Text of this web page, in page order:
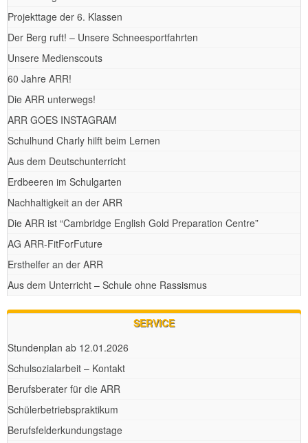
Projekttage der 6. Klassen
Der Berg ruft! – Unsere Schneesportfahrten
Unsere Medienscouts
60 Jahre ARR!
Die ARR unterwegs!
ARR GOES INSTAGRAM
Schulhund Charly hilft beim Lernen
Aus dem Deutschunterricht
Erdbeeren im Schulgarten
Nachhaltigkeit an der ARR
Die ARR ist “Cambridge English Gold Preparation Centre”
AG ARR-FitForFuture
Ersthelfer an der ARR
Aus dem Unterricht – Schule ohne Rassismus
SERVICE
Stundenplan ab 12.01.2026
Schulsozialarbeit – Kontakt
Berufsberater für die ARR
Schülerbetriebspraktikum
Berufsfelderkundungstage